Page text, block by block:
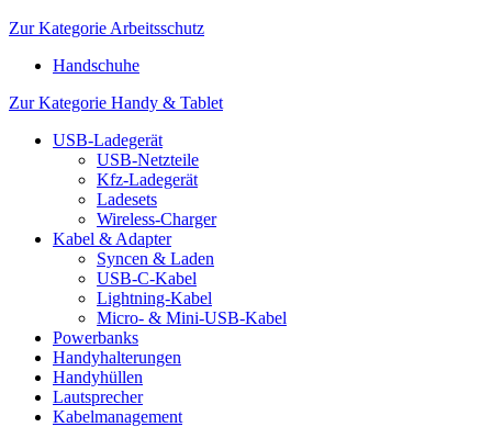
Zur Kategorie Arbeitsschutz
Handschuhe
Zur Kategorie Handy & Tablet
USB-Ladegerät
USB-Netzteile
Kfz-Ladegerät
Ladesets
Wireless-Charger
Kabel & Adapter
Syncen & Laden
USB-C-Kabel
Lightning-Kabel
Micro- & Mini-USB-Kabel
Powerbanks
Handyhalterungen
Handyhüllen
Lautsprecher
Kabelmanagement